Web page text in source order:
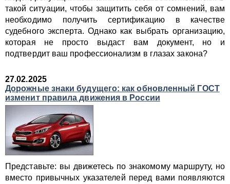
такой ситуации, чтобы защитить себя от сомнений, вам
необходимо получить сертификацию в качестве
судебного эксперта. Однако как выбрать организацию,
которая не просто выдаст вам документ, но и
подтвердит ваш профессионализм в глазах закона?
27.02.2025
Дорожные знаки будущего: как обновленный ГОСТ
изменит правила движения в России
Представьте: вы движетесь по знакомому маршруту, но
вместо привычных указателей перед вами появляются